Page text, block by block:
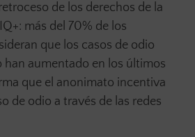
de los derechos de la
más del 70% de los
que los casos de odio
aumentado en los últimos
que el anonimato incentiva
de odio a través de las redes